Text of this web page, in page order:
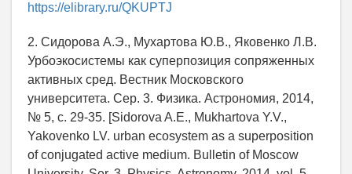
https://elibrary.ru/QKUPTJ
2. Сидорова А.Э., Мухартова Ю.В., Яковенко Л.В.
Урбоэкосистемы как суперпозиция сопряженных
активных сред. Вестник Московского
университета. Сер. 3. Физика. Астрономия, 2014,
№ 5, с. 29-35. [Sidorova A.E., Mukhartova Y.V.,
Yakovenko LV. urban ecosystem as a superposition
of conjugated active medium. Bulletin of Moscow